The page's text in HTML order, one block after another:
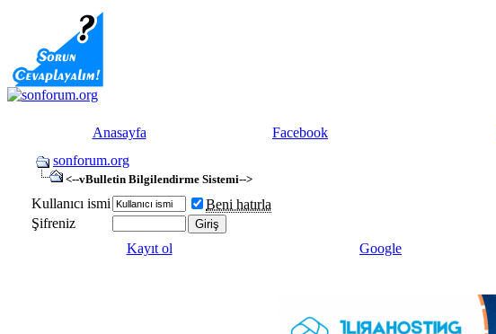
Anasayfa Facebook
sonforum.org
<--vBulletin Bilgilendirme Sistemi-->
Kullanıcı ismi
Beni hatırla
Şifreniz
Kayıt ol
Google